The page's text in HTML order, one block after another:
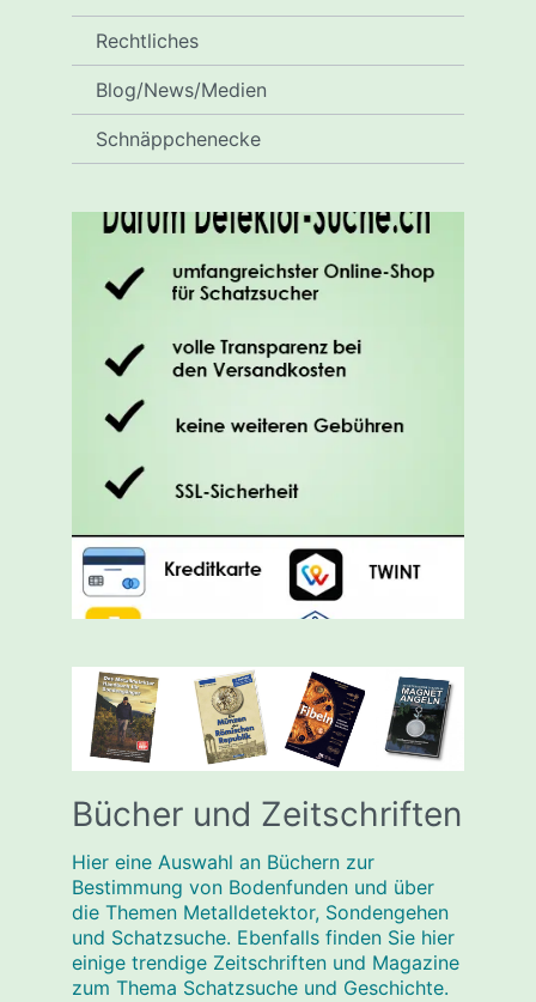
Rechtliches
Blog/News/Medien
Schnäppchenecke
Bücher und Zeitschriften
Hier eine Auswahl an Büchern zur
Bestimmung von Bodenfunden und über
die Themen Metalldetektor, Sondengehen
und Schatzsuche. Ebenfalls finden Sie hier
einige trendige Zeitschriften und Magazine
zum Thema Schatzsuche und Geschichte.